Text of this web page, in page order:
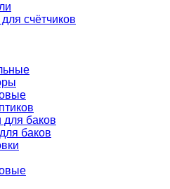
счётчиков
баков
баков